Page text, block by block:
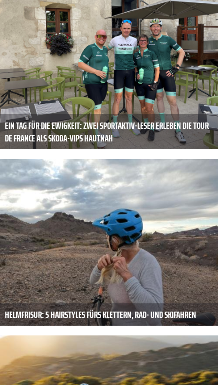
EIN TAG FÜR DIE EWIGKEIT: ZWEI SPORTAKTIV-LESER ERLEBEN DIE TOUR
DE FRANCE ALS SKODA-VIPS HAUTNAH
HELMFRISUR: 5 HAIRSTYLES FÜRS KLETTERN, RAD- UND SKIFAHREN